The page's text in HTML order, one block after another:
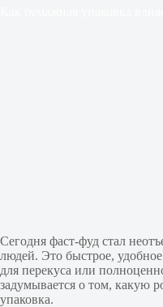
Сегодня фаст-фуд стал
людей. Это быстрое,
для перекуса или
задумывается о том, какую
упаковка.